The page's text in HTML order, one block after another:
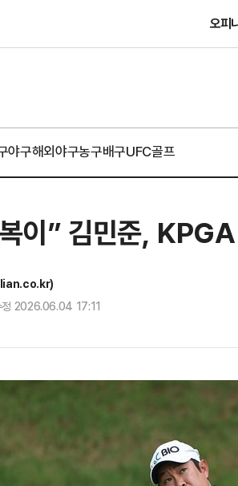
오피
야구해외야구농구배구UFC골프
이” 김민준,
2026.06.04 17:11